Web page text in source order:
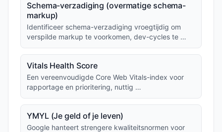
Schema-verzadiging (overmatige schema-
markup)
Identificeer schema-verzadiging vroegtijdig om
verspilde markup te voorkomen, dev-cycles te …
Vitals Health Score
Een vereenvoudigde Core Web Vitals-index voor
rapportage en prioritering, nuttig …
YMYL (Je geld of je leven)
Google hanteert strengere kwaliteitsnormen voor